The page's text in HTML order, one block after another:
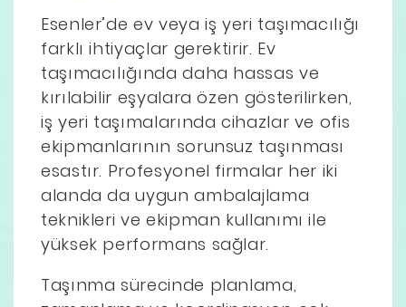
Esenler’de ev veya iş yeri taşımacılığı
farklı ihtiyaçlar gerektirir. Ev
taşımacılığında daha hassas ve
kırılabilir eşyalara özen gösterilirken,
iş yeri taşımalarında cihazlar ve ofis
ekipmanlarının sorunsuz taşınması
esastır. Profesyonel firmalar her iki
alanda da uygun ambalajlama
teknikleri ve ekipman kullanımı ile
yüksek performans sağlar.
Taşınma sürecinde planlama,